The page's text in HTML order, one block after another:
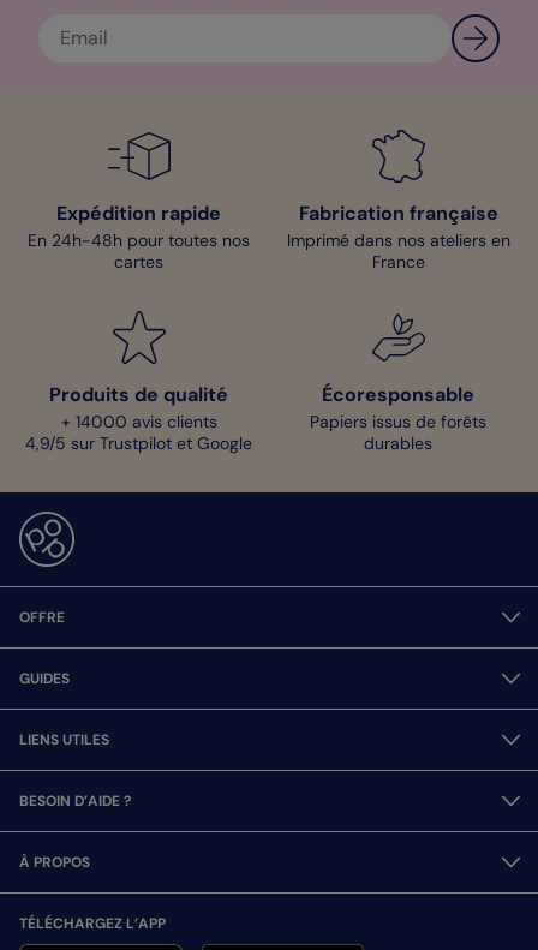
Expédition rapide
En 24h-48h pour toutes nos
cartes
Fabrication française
Imprimé dans nos ateliers en
France
Produits de qualité
+ 14000 avis clients
4,9/5 sur Trustpilot et Google
Écoresponsable
Papiers issus de forêts
durables
OFFRE
GUIDES
LIENS UTILES
BESOIN D’AIDE ?
À PROPOS
TÉLÉCHARGEZ L’APP